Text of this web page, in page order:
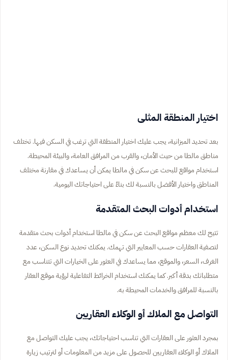
اختيار المنطقة المثلى
بعد تحديد الميزانية، يجب عليك اختيار المنطقة التي ترغب في السكن فيها. تختلف
مناطق مالطا من حيث الأمان، والقرب من المرافق العامة، والبيئة المحيطة.
استخدام مواقع للبحث عن سكن في مالطا يمكن أن يساعدك في مقارنة مختلف
المناطق واختيار الأفضل بالنسبة لك بناءً على احتياجاتك اليومية.
استخدام أدوات البحث المتقدمة
تتيح لك معظم مواقع البحث عن سكن في مالطا استخدام أدوات بحث متقدمة
لتصفية العقارات حسب المعايير التي تهمك. يمكنك تحديد نوع السكن، عدد
الغرف، السعر، والموقع، مما يساعدك في العثور على الخيارات التي تتناسب مع
متطلباتك بدقة أكبر. كما يمكنك استخدام الخرائط التفاعلية لرؤية موقع العقار
بالنسبة للمرافق والخدمات المحيطة به.
التواصل مع الملاك أو الوكلاء العقاريين
بمجرد العثور على العقارات التي تناسب احتياجاتك، يجب عليك التواصل مع
الملاك أو الوكلاء العقاريين للحصول على مزيد من المعلومات أو لترتيب زيارة